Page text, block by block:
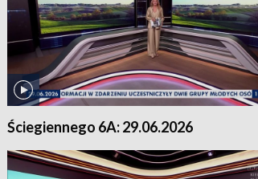
Ściegiennego 6A: 29.06.2026